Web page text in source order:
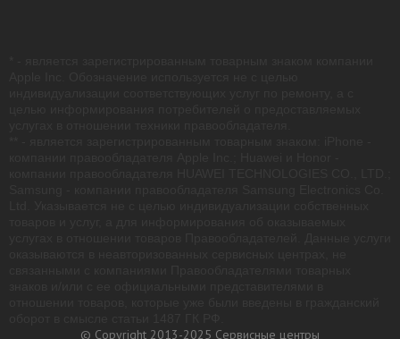
© Copyright 2013-2025 Сервисные центры